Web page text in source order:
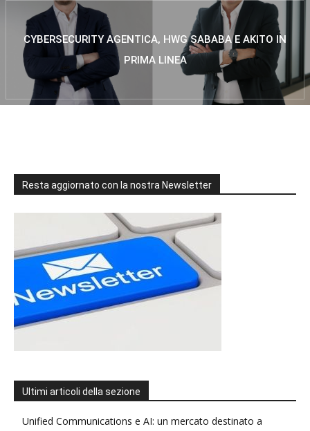
CYBERSECURITY AGENTICA, HWG SABABA E AKITO IN
PRIMA LINEA
Resta aggiornato con la nostra Newsletter
Ultimi articoli della sezione
Unified Communications e AI: un mercato destinato a